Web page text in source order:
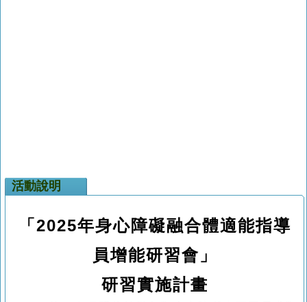
活動說明
「 2025年身心障礙融合體適能指導
員增能研習會」
研習實施計畫